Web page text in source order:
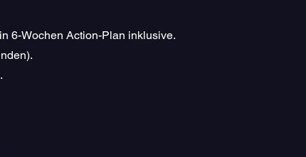
6-Wochen Action-Plan inklusive.